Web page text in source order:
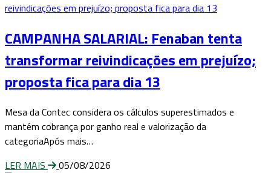
CAMPANHA SALARIAL: Fenaban tenta
transformar reivindicações em prejuízo;
proposta fica para dia 13
Mesa da Contec considera os cálculos superestimados e
mantém cobrança por ganho real e valorização da
categoriaApós mais…
LER MAIS
05/08/2026